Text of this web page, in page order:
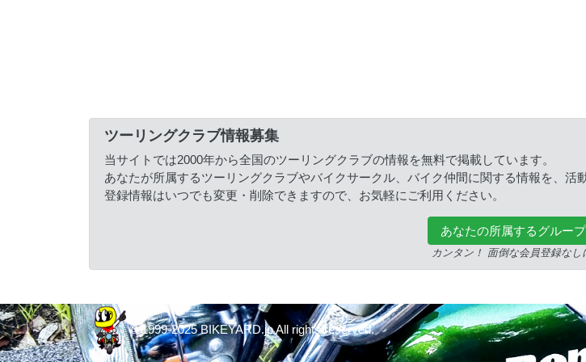
ツーリングクラブ情報募集
当サイトでは2000年から全国のツーリングクラブの情報を無料で掲載しています。
あなたが所属するツーリングクラブやバイクサークル、バイク仲間に関する情報を、活
登録情報はいつでも変更・削除できますので、お気軽にご利用ください。
あなたの所属するグルー
カンタン！ 面倒な会員登録なし
© 1999-2025 BIKEYARD.jp All rights reserved.